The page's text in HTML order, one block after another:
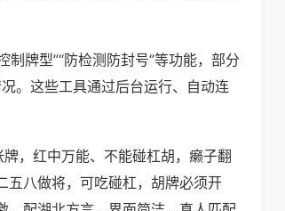
牌型”“防检测防封号”等功能，部分
。这些工具通过后台运行、自动连
，红中万能、不能碰杠胡，癞子翻
五八做将，可吃碰杠，胡牌必须开